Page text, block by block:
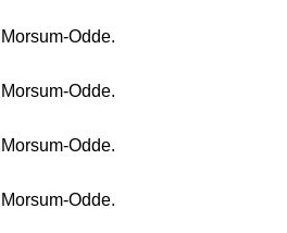
Morsum-Odde.
Morsum-Odde.
Morsum-Odde.
Morsum-Odde.